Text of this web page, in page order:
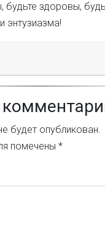
будьте здоровы,
энтузиазма!
будет опубликован.
помечены *